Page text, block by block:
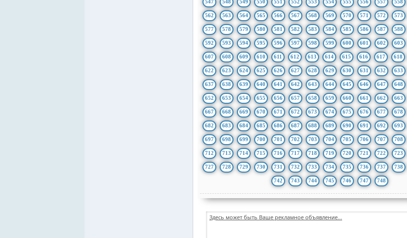
547 548 549 550 551 552 553 554 555 556 557 558
562 563 564 565 566 567 568 569 570 571 572 573
577 578 579 580 581 582 583 584 585 586 587 588
592 593 594 595 596 597 598 599 600 601 602 603
607 608 609 610 611 612 613 614 615 616 617 618
622 623 624 625 626 627 628 629 630 631 632 633
637 638 639 640 641 642 643 644 645 646 647 648
652 653 654 655 656 657 658 659 660 661 662 663
667 668 669 670 671 672 673 674 675 676 677 678
682 683 684 685 686 687 688 689 690 691 692 693
697 698 699 700 701 702 703 704 705 706 707 708
712 713 714 715 716 717 718 719 720 721 722 723
727 728 729 730 731 732 733 734 735 736 737 738
742 743 744 745 746 747 748
Здесь может быть Ваше рекламное объявление...